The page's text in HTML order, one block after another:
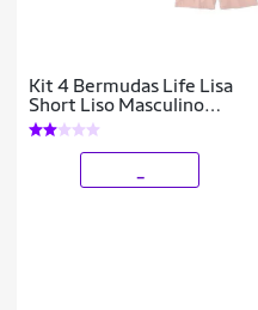
Kit 4 Bermudas Life Lisa
Short Liso Masculino
Básico Mauricinho Tactel
- Azul+Rosa